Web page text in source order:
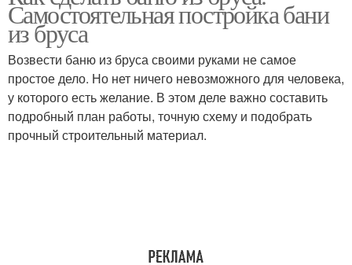
Самостоятельная постройка бани
из бруса
Возвести баню из бруса своими руками не самое
простое дело. Но нет ничего невозможного для человека,
у которого есть желание. В этом деле важно составить
подробный план работы, точную схему и подобрать
прочный строительный материал.